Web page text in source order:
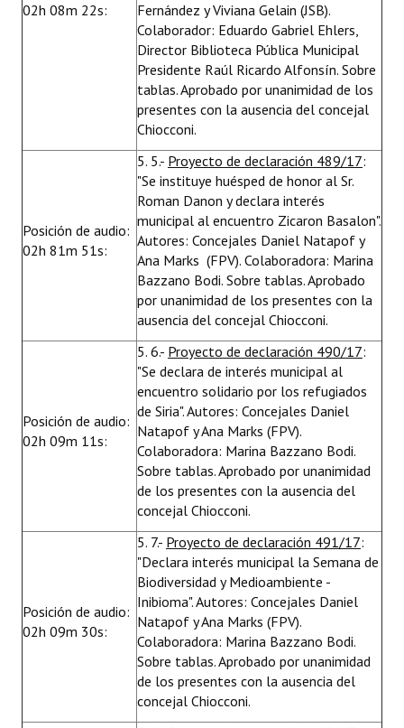
02h 08m 22s:
Fernández y Viviana Gelain (JSB).
Colaborador: Eduardo Gabriel Ehlers,
Director Biblioteca Pública Municipal
Presidente Raúl Ricardo Alfonsín. Sobre
tablas. Aprobado por unanimidad de los
presentes con la ausencia del concejal
Chiocconi.
Posición de audio:
02h 81m 51s:
5. 5.- Proyecto de declaración 489/17:
"Se instituye huésped de honor al Sr.
Roman Danon y declara interés
municipal al encuentro Zicaron Basalon".
Autores: Concejales Daniel Natapof y
Ana Marks (FPV). Colaboradora: Marina
Bazzano Bodi. Sobre tablas. Aprobado
por unanimidad de los presentes con la
ausencia del concejal Chiocconi.
Posición de audio:
02h 09m 11s:
5. 6.- Proyecto de declaración 490/17:
"Se declara de interés municipal al
encuentro solidario por los refugiados
de Siria". Autores: Concejales Daniel
Natapof y Ana Marks (FPV).
Colaboradora: Marina Bazzano Bodi.
Sobre tablas. Aprobado por unanimidad
de los presentes con la ausencia del
concejal Chiocconi.
Posición de audio:
02h 09m 30s:
5. 7.- Proyecto de declaración 491/17:
"Declara interés municipal la Semana de
Biodiversidad y Medioambiente -
Inibioma". Autores: Concejales Daniel
Natapof y Ana Marks (FPV).
Colaboradora: Marina Bazzano Bodi.
Sobre tablas. Aprobado por unanimidad
de los presentes con la ausencia del
concejal Chiocconi.